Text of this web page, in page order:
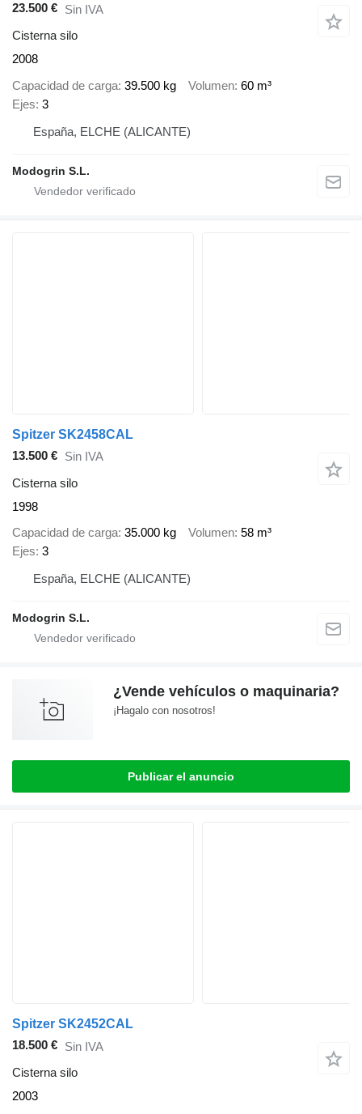
23.500 € Sin IVA
Cisterna silo
2008
Capacidad de carga 39.500 kg Volumen 60 m³
Ejes 3
España, ELCHE (ALICANTE)
Modogrin S.L.
Spitzer SK2458CAL
13.500 € Sin IVA
Cisterna silo
1998
Capacidad de carga 35.000 kg Volumen 58 m³
Ejes 3
España, ELCHE (ALICANTE)
Modogrin S.L.
¿Vende vehículos o maquinaria?
¡Hagalo con nosotros!
Publicar el anuncio
Spitzer SK2452CAL
18.500 € Sin IVA
Cisterna silo
2003